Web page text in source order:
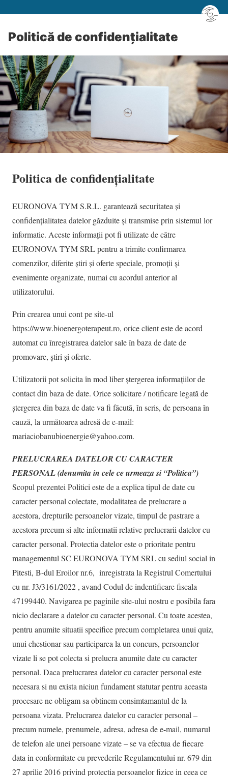
Politică de confidențialitate
Politica de confidențialitate
EURONOVA TYM S.R.L. garantează securitatea și
confidențialitatea datelor găzduite și transmise prin sistemul lor
informatic. Aceste informații pot fi utilizate de către
EURONOVA TYM SRL pentru a trimite confirmarea
comenzilor, diferite știri și oferte speciale, promoții și
evenimente organizate, numai cu acordul anterior al
utilizatorului.
Prin crearea unui cont pe site-ul
https://www.bioenergoterapeut.ro, orice client este de acord
automat cu înregistrarea datelor sale în baza de date de
promovare, știri și oferte.
Utilizatorii pot solicita în mod liber ștergerea informațiilor de
contact din baza de date. Orice solicitare / notificare legată de
ștergerea din baza de date va fi făcută, în scris, de persoana în
cauză, la următoarea adresă de e-mail:
mariaciobanubioenergie@yahoo.com.
PRELUCRAREA DATELOR CU CARACTER
PERSONAL (denumita in cele ce urmeaza si “Politica”)
Scopul prezentei Politici este de a explica tipul de date cu
caracter personal colectate, modalitatea de prelucrare a
acestora, drepturile persoanelor vizate, timpul de pastrare a
acestora precum si alte informatii relative prelucrarii datelor cu
caracter personal. Protectia datelor este o prioritate pentru
managementul SC EURONOVA TYM SRL cu sediul social in
Pitesti, B-dul Eroilor nr.6, inregistrata la Registrul Comertului
cu nr. J3/3161/2022 , avand Codul de indentificare fiscala
47199440. Navigarea pe paginile site-ului nostru e posibila fara
nicio declarare a datelor cu caracter personal. Cu toate acestea,
pentru anumite situatii specifice precum completarea unui quiz,
unui chestionar sau participarea la un concurs, persoanelor
vizate li se pot colecta si prelucra anumite date cu caracter
personal. Daca prelucrarea datelor cu caracter personal este
necesara si nu exista niciun fundament statutar pentru aceasta
procesare ne obligam sa obtinem consimtamantul de la
persoana vizata. Prelucrarea datelor cu caracter personal –
precum numele, prenumele, adresa, adresa de e-mail, numarul
de telefon ale unei persoane vizate – se va efectua de fiecare
data in conformitate cu prevederile Regulamentului nr. 679 din
27 aprilie 2016 privind protectia persoanelor fizice in ceea ce